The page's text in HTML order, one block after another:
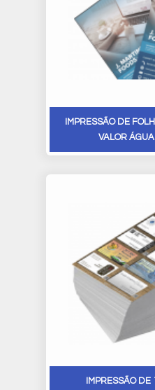
IMPRESSÃO DE
VALOR
IMPRESSÃO DE